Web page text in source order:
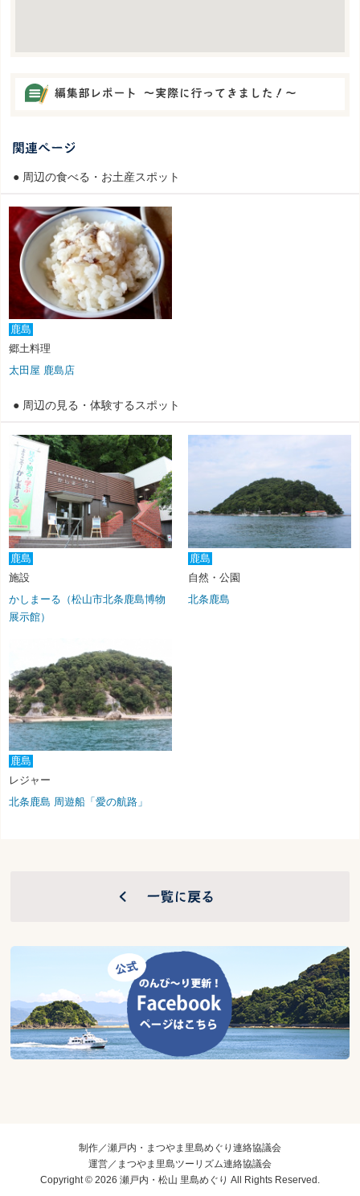
● 周辺の食べる・お土産スポット
鹿島
郷土料理
太田屋 鹿島店
● 周辺の見る・体験するスポット
鹿島
施設
かしまーる（松山市北条鹿島博物
展示館）
鹿島
自然・公園
北条鹿島
鹿島
レジャー
北条鹿島 周遊船「愛の航路」
制作／瀬戸内・まつやま里島めぐり連絡協議会
運営／まつやま里島ツーリズム連絡協議会
Copyright © 2026 瀬戸内・松山 里島めぐり All Rights Reserved.